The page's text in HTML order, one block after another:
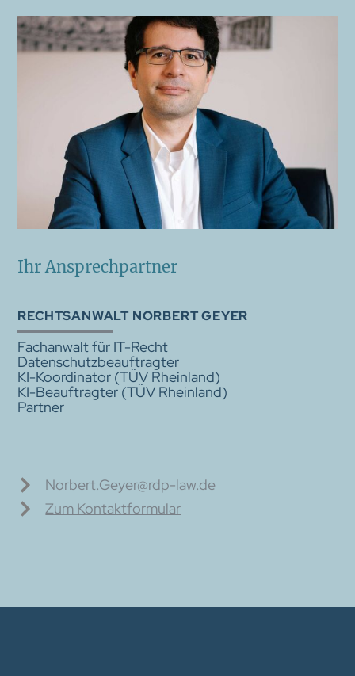
Ihr Ansprech­partner
RECHTS­ANWALT NORBERT GEYER
Fachanwalt für IT-Recht
Datenschutzbeauftragter
KI-Koordinator (TÜV Rheinland)
KI-Beauftragter (TÜV Rheinland)
Partner
Norbert.Geyer@rdp-law.de
Zum Kontaktformular